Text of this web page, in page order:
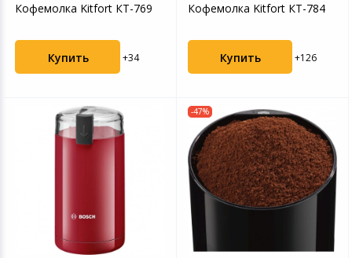
Кофемолка Kitfort КТ-769
Купить +34
Кофемолка Kitfort КТ-784
Купить +126
-47%